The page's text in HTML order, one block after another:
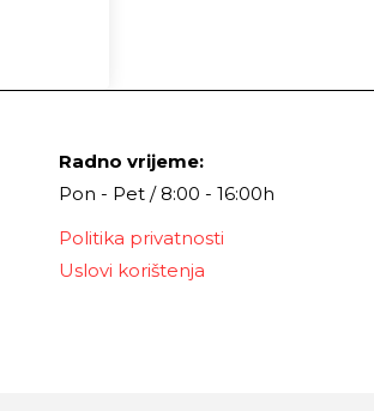
Radno vrijeme:
Pon - Pet / 8:00 - 16:00h
Politika privatnosti
Uslovi korištenja